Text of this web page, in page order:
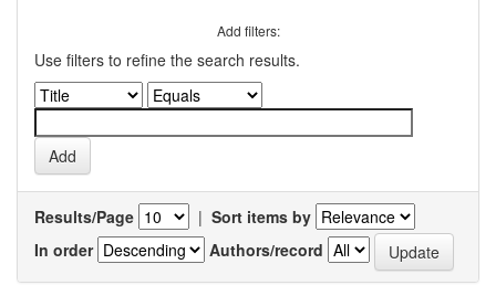
Add filters:
Use filters to refine the search results.
Results/Page | Sort items by
In order
Authors/record